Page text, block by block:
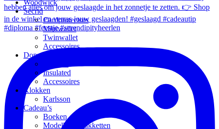
Woodwick
Secrid
Cardprotectors
Miniwallet
Twinwallet
Accessoires
Dopper
Insulated
Accessoires
Klokken
Karlsson
Cadeau’s
Boeken
Modelbouwpakketten